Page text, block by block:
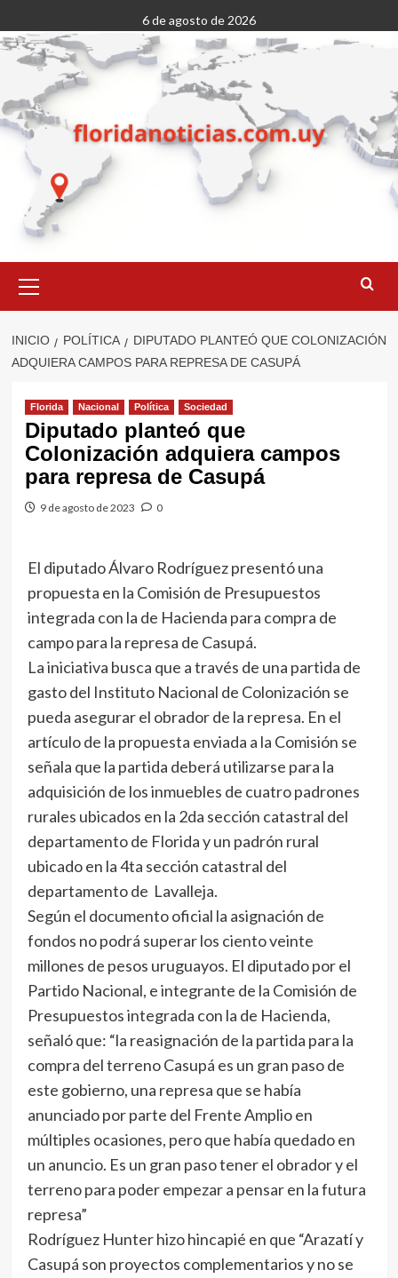
al
contenido
6 de agosto de 2026
primario
INICIO POLÍTICA
DIPUTADO PLANTEÓ QUE COLONIZACIÓN
ADQUIERA CAMPOS PARA REPRESA DE CASUPÁ
Florida Nacional Política Sociedad
Diputado planteó que
Colonización adquiera campos
para represa de Casupá
9 de agosto de 2023 0
El diputado Álvaro Rodríguez presentó una
propuesta en la Comisión de Presupuestos
integrada con la de Hacienda para compra de
campo para la represa de Casupá.
La iniciativa busca que a través de una partida de
gasto del Instituto Nacional de Colonización se
pueda asegurar el obrador de la represa. En el
artículo de la propuesta enviada a la Comisión se
señala que la partida deberá utilizarse para la
adquisición de los inmuebles de cuatro padrones
rurales ubicados en la 2da sección catastral del
departamento de Florida y un padrón rural
ubicado en la 4ta sección catastral del
departamento de Lavalleja.
Según el documento oficial la asignación de
fondos no podrá superar los ciento veinte
millones de pesos uruguayos. El diputado por el
Partido Nacional, e integrante de la Comisión de
Presupuestos integrada con la de Hacienda,
señaló que: “la reasignación de la partida para la
compra del terreno Casupá es un gran paso de
este gobierno, una represa que se había
anunciado por parte del Frente Amplio en
múltiples ocasiones, pero que había quedado en
un anuncio. Es un gran paso tener el obrador y el
terreno para poder empezar a pensar en la futura
represa”
Rodríguez Hunter hizo hincapié en que “Arazatí y
Casupá son proyectos complementarios y no se